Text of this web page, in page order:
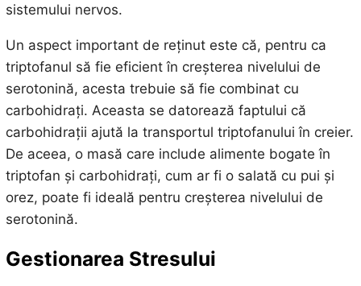
sistemului nervos.
Un aspect important de reținut este că, pentru ca
triptofanul să fie eficient în creșterea nivelului de
serotonină, acesta trebuie să fie combinat cu
carbohidrați. Aceasta se datorează faptului că
carbohidrații ajută la transportul triptofanului în creier.
De aceea, o masă care include alimente bogate în
triptofan și carbohidrați, cum ar fi o salată cu pui și
orez, poate fi ideală pentru creșterea nivelului de
serotonină.
Gestionarea Stresului